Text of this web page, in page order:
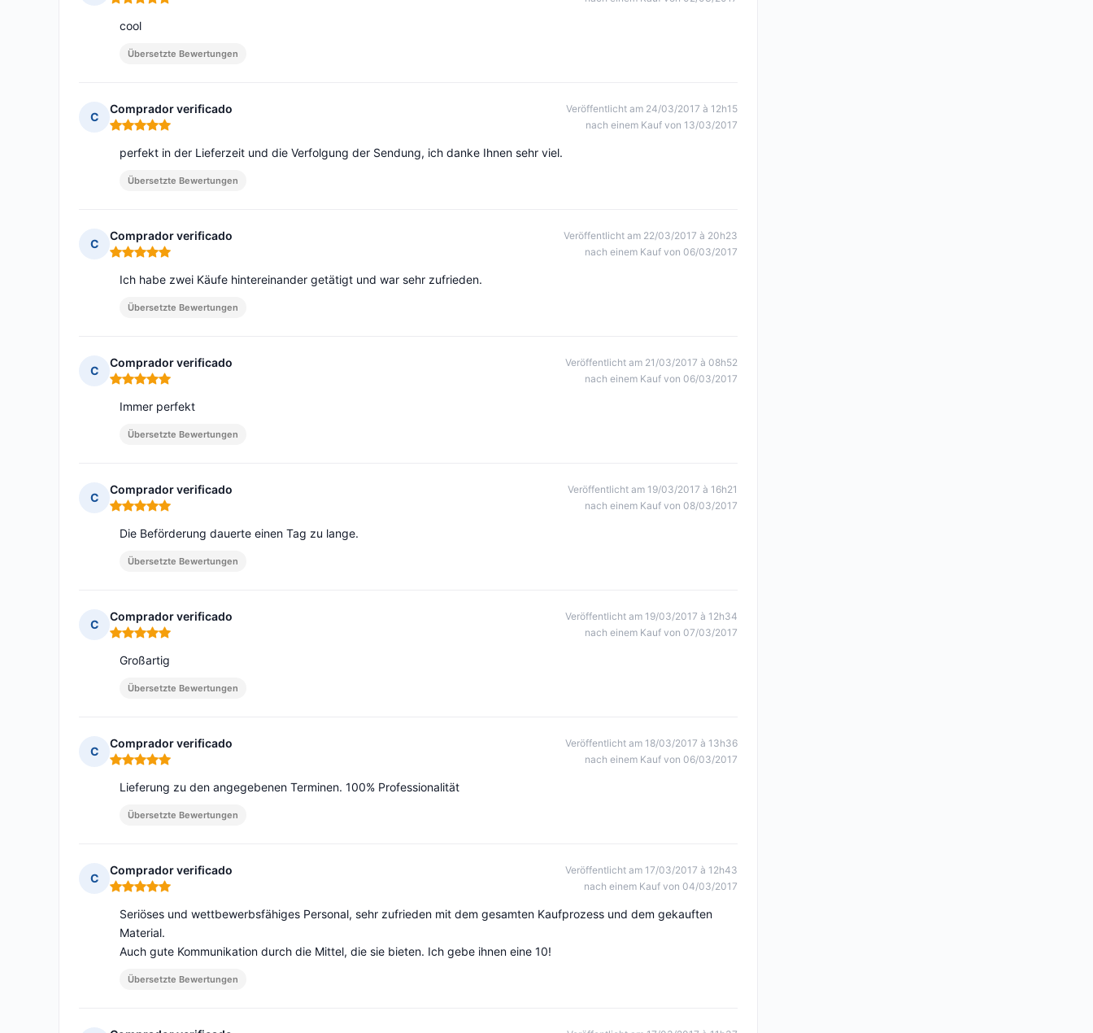
Hinweis: 5 von 5
cool
Übersetzte Bewertungen
C
Comprador verificado
Hinweis: 5 von 5
Veröffentlicht am 24/03/2017 à 12h15
nach einem Kauf von 13/03/2017
perfekt in der Lieferzeit und die Verfolgung der Sendung, ich danke Ihnen sehr viel.
Übersetzte Bewertungen
C
Comprador verificado
Hinweis: 5 von 5
Veröffentlicht am 22/03/2017 à 20h23
nach einem Kauf von 06/03/2017
Ich habe zwei Käufe hintereinander getätigt und war sehr zufrieden.
Übersetzte Bewertungen
C
Comprador verificado
Hinweis: 5 von 5
Veröffentlicht am 21/03/2017 à 08h52
nach einem Kauf von 06/03/2017
Immer perfekt
Übersetzte Bewertungen
C
Comprador verificado
Hinweis: 5 von 5
Veröffentlicht am 19/03/2017 à 16h21
nach einem Kauf von 08/03/2017
Die Beförderung dauerte einen Tag zu lange.
Übersetzte Bewertungen
C
Comprador verificado
Hinweis: 5 von 5
Veröffentlicht am 19/03/2017 à 12h34
nach einem Kauf von 07/03/2017
Großartig
Übersetzte Bewertungen
C
Comprador verificado
Hinweis: 5 von 5
Veröffentlicht am 18/03/2017 à 13h36
nach einem Kauf von 06/03/2017
Lieferung zu den angegebenen Terminen. 100% Professionalität
Übersetzte Bewertungen
C
Comprador verificado
Hinweis: 5 von 5
Veröffentlicht am 17/03/2017 à 12h43
nach einem Kauf von 04/03/2017
Seriöses und wettbewerbsfähiges Personal, sehr zufrieden mit dem gesamten Kaufprozess und dem gekauften
Material.
Auch gute Kommunikation durch die Mittel, die sie bieten. Ich gebe ihnen eine 10!
Übersetzte Bewertungen